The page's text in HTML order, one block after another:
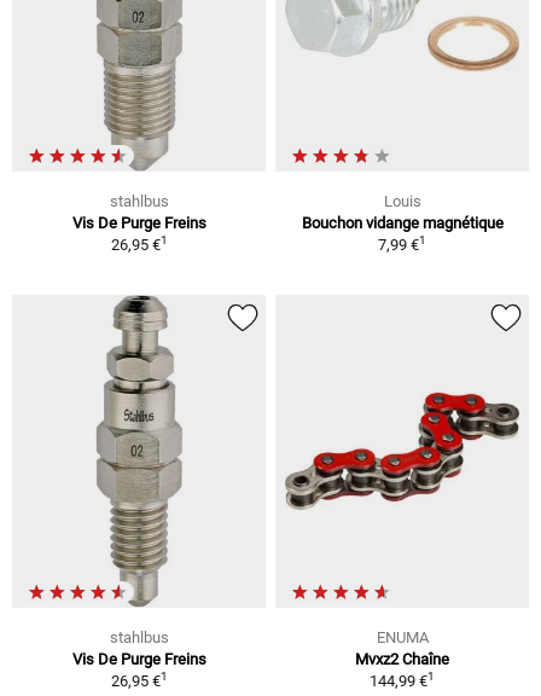
stahlbus
Vis De Purge Freins
26,95 €1
Louis
Bouchon vidange magnétique
7,99 €1
stahlbus
Vis De Purge Freins
26,95 €1
ENUMA
Mvxz2 Chaîne
144,99 €1